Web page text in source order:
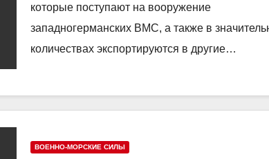
которые поступают на вооружение
западногерманских ВМС, а также в
количествах экспортируются в другие…
ВОЕННО-МОРСКИЕ СИЛЫ